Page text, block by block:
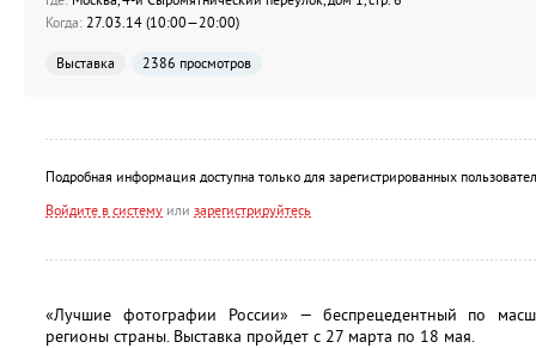
Когда: 27.03.14 (10:00—20:00)
Выставка 2386 просмотров
Подробная информация доступна только для зарегистрированных
Войдите в систему или зарегистрируйтесь
«Лучшие фотографии России» — беспрецедентный по
регионы страны. Выставка пройдет с 27 марта по 18 мая.